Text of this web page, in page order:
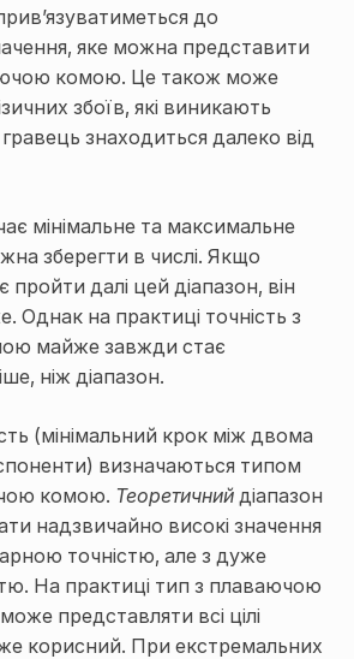
до
яке можна представити
комою. Це також може
збоїв, які виникають
знаходиться далеко від
мінімальне та максимальне
зберегти в числі. Якщо
пройти далі цей діапазон, він
Однак на практиці точність з
майже завжди стає
ніж діапазон.
(мінімальний крок між двома
визначаються типом
комою. Теоретичнийдіапазон
надзвичайно високі значення
точністю, але з дуже
На практиці тип з плаваючою
представляти всі цілі
корисний. При екстремальних